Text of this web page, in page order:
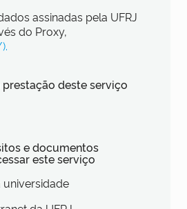
assinadas pela UFRJ
do Proxy,
deste serviço
e documentos
este serviço